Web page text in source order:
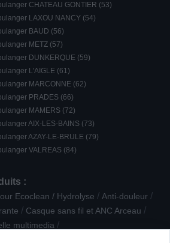
CHATEAU GONTIER (53)
LAXOU NANCY (54)
BAUD (56)
METZ (57)
DUNKERQUE (59)
L'AIGLE (61)
MARCONNE (62)
PRADES (66)
MAMERS (72)
AIX-LES-BAINS (73)
AZAY-LE-BRULE (79)
VALREAS (84)
:
Ecoclean / Hydrolyse / Anti-douleur /
/ Casque sans fil et ANC Arceau /
multimedia /